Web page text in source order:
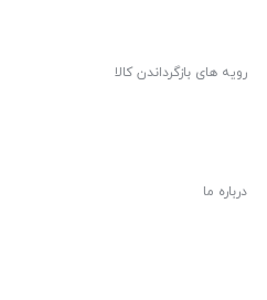
رویه های بازگرداندن کالا
درباره ما